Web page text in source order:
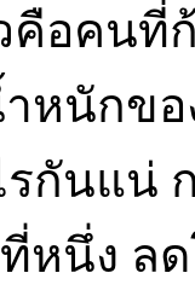
คือคนที่
หนักขอ
นแน่ ก
หนึ่ง ล